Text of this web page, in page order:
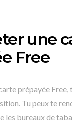
une
Free
prépayée Free,
Tu peux te
les bureaux de